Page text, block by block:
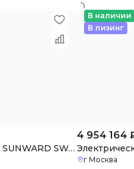
Коленчатый подъемник SUNWARD SWA16J
В наличии
В лизинг
4 954 164
г Москва